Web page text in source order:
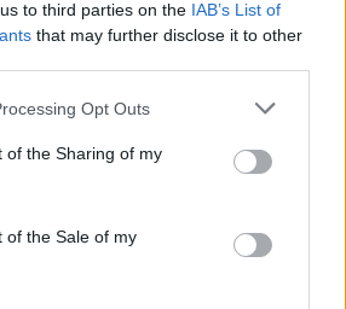
to third parties on the IAB’s List of
that may further disclose it to other
Opt Outs
of the Sharing of my
of the Sale of my
01
ΕΓΚΥΜΟΣΥΝΗ ΕΓΚΥΟΣ
ΣΤΟ INSTAGRAM